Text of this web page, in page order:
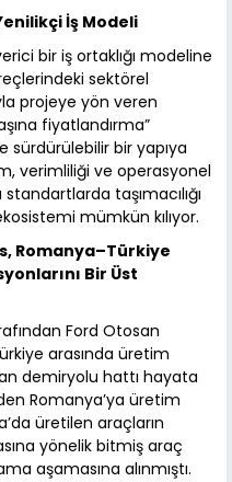
İş Modeli
bir iş ortaklığı modeline
sektörel
projeye yön veren
fiyatlandırma”
bir yapıya
verimliliği ve operasyonel
taşımacılığı
mümkün kılıyor.
Romanya–Türkiye
Bir Üst
Ford Otosan
arasında üretim
demiryolu hattı hayata
Romanya’ya üretim
üretilen araçların
yönelik bitmiş araç
aşamasına alınmıştı.